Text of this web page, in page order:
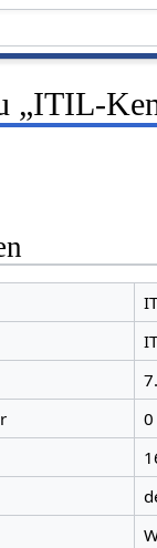
„ITIL-
0